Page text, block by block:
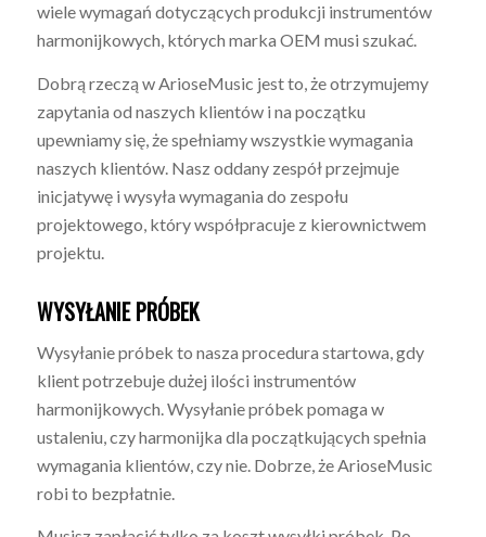
wiele wymagań dotyczących produkcji instrumentów
harmonijkowych, których marka OEM musi szukać.
Dobrą rzeczą w ArioseMusic jest to, że otrzymujemy
zapytania od naszych klientów i na początku
upewniamy się, że spełniamy wszystkie wymagania
naszych klientów. Nasz oddany zespół przejmuje
inicjatywę i wysyła wymagania do zespołu
projektowego, który współpracuje z kierownictwem
projektu.
WYSYŁANIE PRÓBEK
Wysyłanie próbek to nasza procedura startowa, gdy
klient potrzebuje dużej ilości instrumentów
harmonijkowych. Wysyłanie próbek pomaga w
ustaleniu, czy harmonijka dla początkujących spełnia
wymagania klientów, czy nie. Dobrze, że ArioseMusic
robi to bezpłatnie.